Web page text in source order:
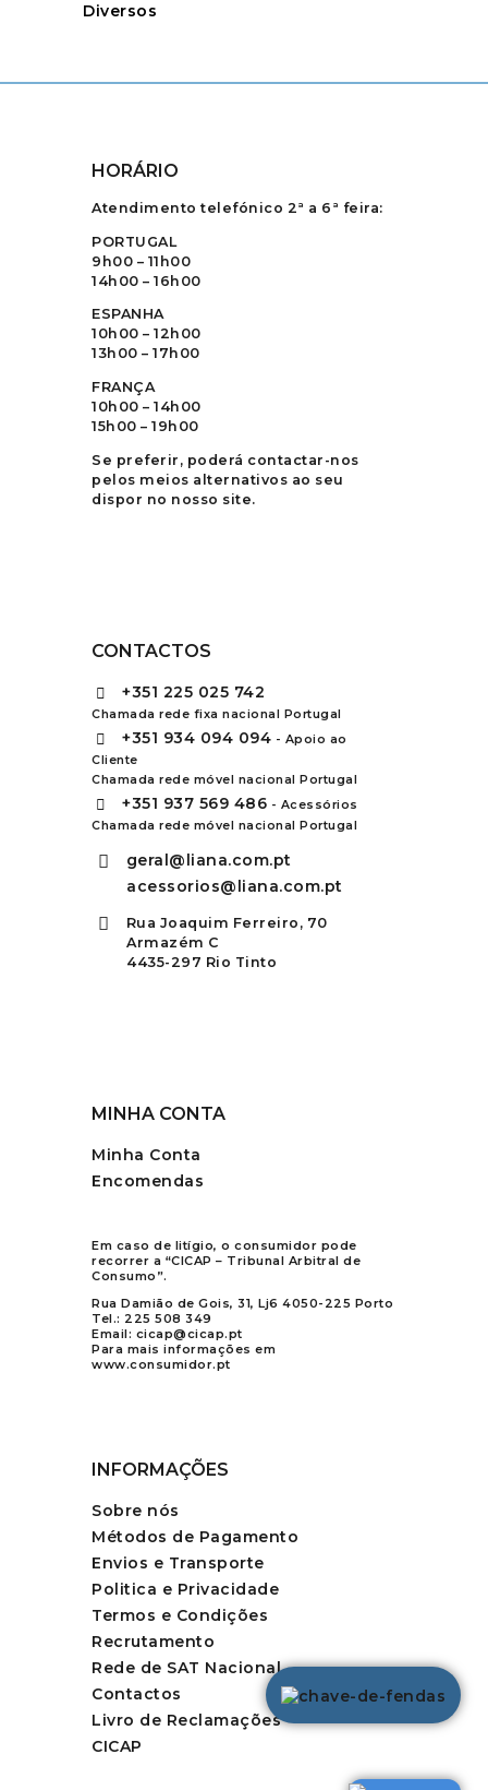
Diversos
HORÁRIO
Atendimento telefónico 2ª a 6ª feira:
PORTUGAL
9h00 – 11h00
14h00 – 16h00
ESPANHA
10h00 – 12h00
13h00 – 17h00
FRANÇA
10h00 – 14h00
15h00 – 19h00
Se preferir, poderá contactar-nos
pelos meios alternativos ao seu
dispor no nosso site.
CONTACTOS
+351 225 025 742
Chamada rede fixa nacional Portugal
+351 934 094 094 - Apoio ao
Cliente
Chamada rede móvel nacional Portugal
+351 937 569 486 - Acessórios
Chamada rede móvel nacional Portugal
geral@liana.com.pt
acessorios@liana.com.pt
Rua Joaquim Ferreiro, 70
Armazém C
4435-297 Rio Tinto
MINHA CONTA
Minha Conta
Encomendas
Em caso de litígio, o consumidor pode
recorrer a “CICAP – Tribunal Arbitral de
Consumo”.
Rua Damião de Gois, 31, Lj6 4050-225 Porto
Tel.: 225 508 349
Email: cicap@cicap.pt
Para mais informações em
www.consumidor.pt
INFORMAÇÕES
Sobre nós
Métodos de Pagamento
Envios e Transporte
Politica e Privacidade
Termos e Condições
Recrutamento
Rede de SAT Nacional
Contactos
Livro de Reclamações
CICAP